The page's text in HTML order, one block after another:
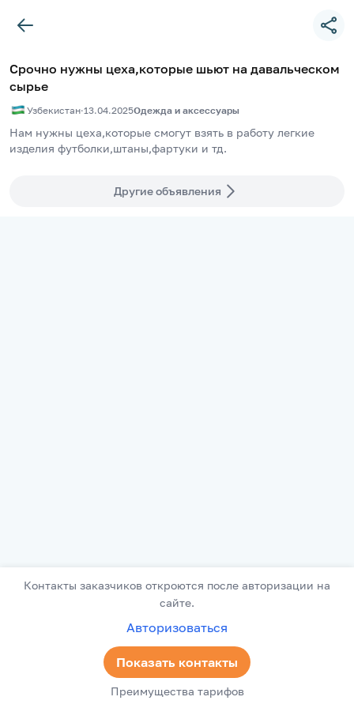
Срочно нужны цеха,которые шьют на давальческом
сырье
Узбекистан·13.04.2025Одежда и аксессуары
Нам нужны цеха,которые смогут взять в работу легкие
изделия футболки,штаны,фартуки и тд.
Другие объявления
Контакты заказчиков откроются после авторизации на
сайте.
Авторизоваться
Показать контакты
Преимущества тарифов